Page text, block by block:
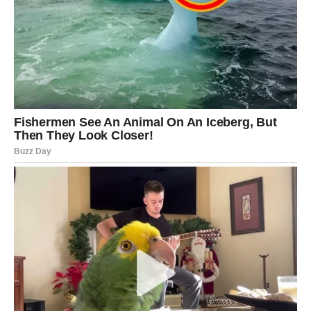
JARAC – Trud se konačno isplati
Jarčevi danas mogu dobiti nagradu za svoj rad i
strpljenje. Ono što ste gradili dolazi do izražaja.
Moguće je priznanje, novčani dobitak ili važna vest.
U ljubavi – stabilnost dolazi, ali samo ako otvorite srce.
Na poslu – danas ste korak ispred svih.
VODOLIJA – Neočekivano donosi